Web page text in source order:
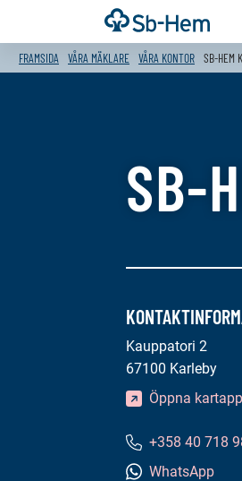
Till
innehållet
Framsida
FRAMSIDA VÅRA MÄKLARE VÅRA KONTOR SB-HEM
SB-
Kauppatori 2
67100 Karleby
Öppna
Telefonnummer:
+358 40 718
WhatsApp